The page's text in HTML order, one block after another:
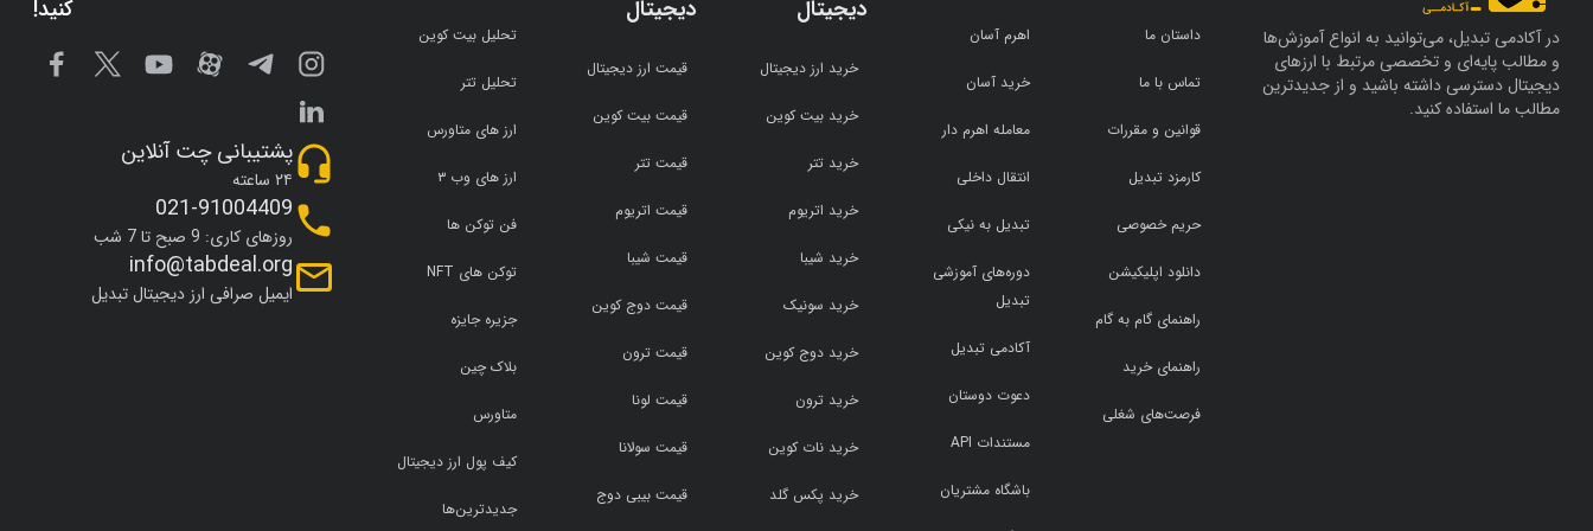
آوی(31)
شیبا(31)
ترون(31)
سویی
دبلاک
فایننس(115)
وو بلاک‌چین(93)
دکریپت
در آکادمی تبدیل، می‌توانید به انواع آموزش‌ها
و مطالب پایه‌ای و تخصصی مرتبط با ارزهای
دیجیتال دسترسی داشته باشید و از جدیدترین
مطالب ما استفاده کنید.
داستان ما
تماس با ما
قوانین و مقررات
کارمزد تبدیل
حریم خصوصی
دانلود اپلیکیشن
راهنمای گام به گام
راهنمای خرید
فرصت‌های شغلی
اهرم آسان
خرید آسان
معامله اهرم دار
انتقال داخلی
تبدیل به نیکی
دوره‌های آموزشی
تبدیل
آکادمی تبدیل
دعوت دوستان
مستندات API
باشگاه مشتریان
دیجیتال
خرید ارز دیجیتال
خرید بیت کوین
خرید تتر
خرید اتریوم
خرید شیبا
خرید سونیک
خرید دوج کوین
خرید ترون
خرید نات کوین
خرید پکس گلد
دیجیتال
قیمت ارز دیجیتال
قیمت بیت کوین
قیمت تتر
قیمت اتریوم
قیمت شیبا
قیمت دوج کوین
قیمت ترون
قیمت لونا
قیمت سولانا
قیمت بیبی دوج
تحلیل بیت کوین
تحلیل تتر
ارز های متاورس
ارز های وب ۳
فن توکن ها
توکن های NFT
جزیره جایزه
بلاک چین
متاورس
کیف پول ارز دیجیتال
جدیدترین‌ها
کنید!
پشتیبانی چت آنلاین
۲۴ ساعته
021-91004409
روزهای کاری: 9 صبح تا 7 شب
info@tabdeal.org
ایمیل صرافی ارز دیجیتال تبدیل